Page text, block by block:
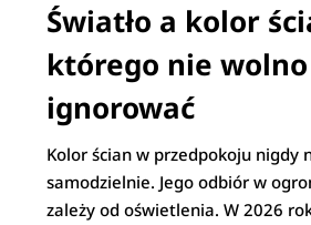
Światło a kolor
którego nie wolno
ignorować
Kolor ścian w przedpokoju nigdy
samodzielnie. Jego odbiór w
zależy od oświetlenia. W 2026